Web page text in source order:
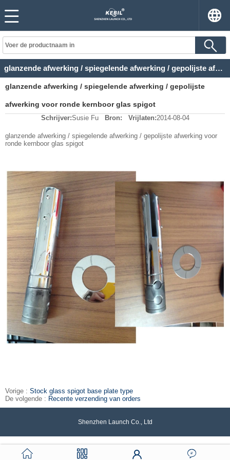
glanzende afwerking / spiegelende afwerking / gepolijste afwerking voor ronde kernboor glas spigot
glanzende afwerking / spiegelende afwerking / gepolijste
afwerking voor ronde kernboor glas spigot
Schrijver:Susie Fu Bron: Vrijlaten:2014-08-04
glanzende afwerking / spiegelende afwerking / gepolijste afwerking voor
ronde kernboor glas spigot
Vorige : Stock glass spigot base plate type
De volgende : Recente verzending van orders
Shenzhen Launch Co., Ltd